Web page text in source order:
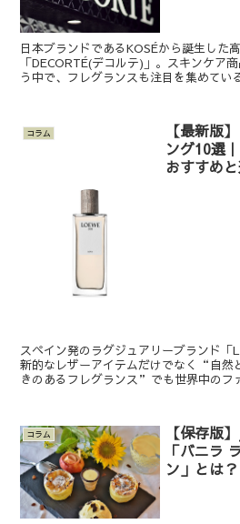
日本ブランドであるKOSÉから誕生した
「DECORTÉ(デコルテ)」。スキンケア
う中で、フレグランスも注目を集めてい
コラム
【最新版
ング10選
おすすめ
スペイン発のラグジュアリーブランド「
新的なレザーアイテムだけでなく“自然
きのあるフレグランス”でも世界中のフ
コラム
【保存版
「バニラ
ン」とは？